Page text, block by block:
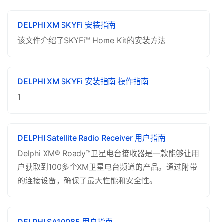
DELPHI XM SKYFi 安装指南
该文件介绍了SKYFi™ Home Kit的安装方法
DELPHI XM SKYFi 安装指南 操作指南
1
DELPHI Satellite Radio Receiver 用户指南
Delphi XM® Roady™卫星电台接收器是一款能够让用
户获取到100多个XM卫星电台频道的产品。通过附带
的连接设备，确保了最大性能和安全性。